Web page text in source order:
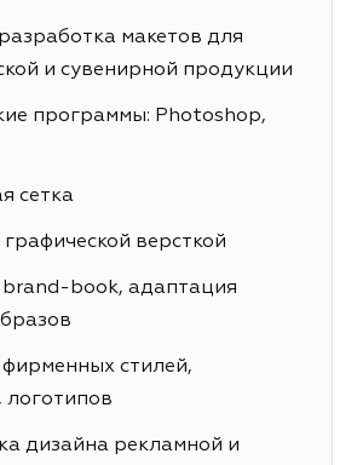
макетов для
и сувенирной продукции
программы: Photoshop,
сетка
версткой
book, адаптация
стилей,
логотипов
дизайна рекламной и